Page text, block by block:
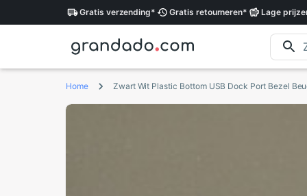
Gratis verzending* Gratis retourneren* Lage
Home